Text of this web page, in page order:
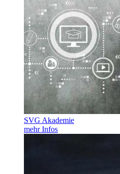
SVG Akademie
mehr Infos